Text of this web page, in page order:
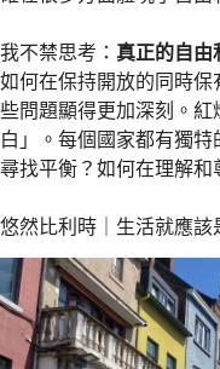
我不禁思考： 真正的自由
如何在保持開放的同時
些問題顯得更加深刻。
白」。每個國家都有獨
尋找平衡？如何在理解和
悠然比利時｜生活就應該